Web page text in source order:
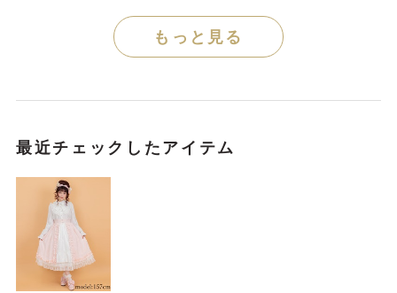
もっと見る
最近チェックしたアイテム